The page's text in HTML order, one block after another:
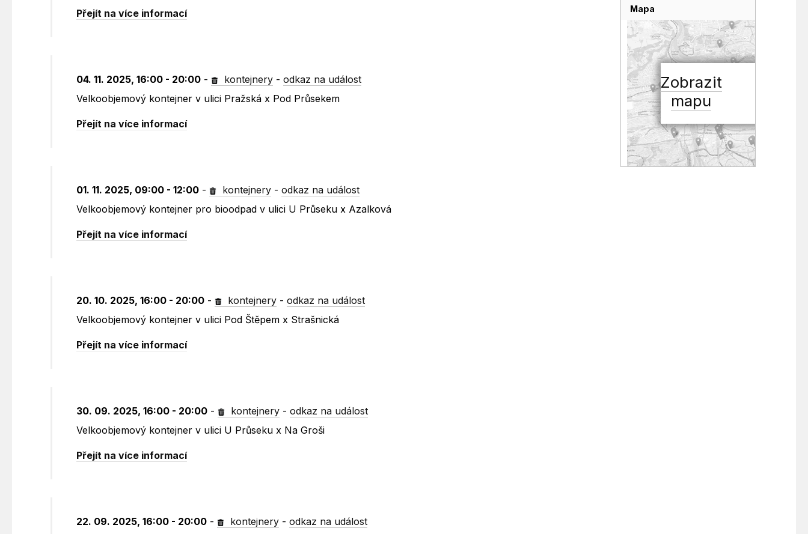
Přejít na více informací
04. 11. 2025, 16:00 - 20:00 - kontejnery -odkaz na událost
Velkoobjemový kontejner v ulici Pražská x Pod Průsekem
Přejít na více informací
01. 11. 2025, 09:00 - 12:00 - kontejnery -odkaz na událost
Velkoobjemový kontejner pro bioodpad v ulici U Průseku x Azalková
Přejít na více informací
20. 10. 2025, 16:00 - 20:00 - kontejnery -odkaz na událost
Velkoobjemový kontejner v ulici Pod Štěpem x Strašnická
Přejít na více informací
30. 09. 2025, 16:00 - 20:00 - kontejnery -odkaz na událost
Velkoobjemový kontejner v ulici U Průseku x Na Groši
Přejít na více informací
22. 09. 2025, 16:00 - 20:00 - kontejnery -odkaz na událost
Mapa
Zobrazit
mapu